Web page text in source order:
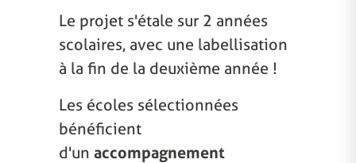
Le projet s'étale sur 2 années
scolaires, avec une labellisation
à la fin de la deuxième année !
Les écoles sélectionnées
bénéficient
d'un accompagnement